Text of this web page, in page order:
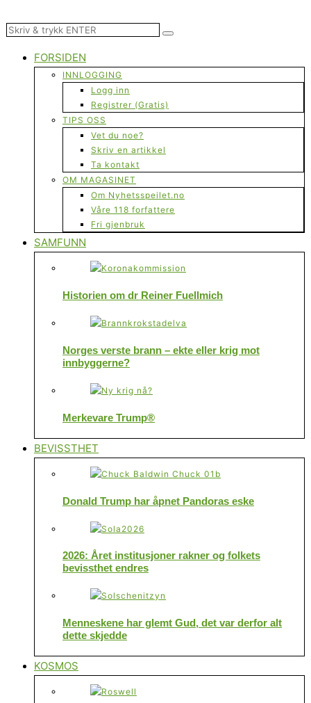
FORSIDEN
INNLOGGING
Logg inn
Registrer (Gratis)
TIPS OSS
Vet du noe?
Skriv en artikkel
Ta kontakt
OM MAGASINET
Om Nyhetsspeilet.no
Våre 118 forfattere
Fri gjenbruk
SAMFUNN
Historien om dr Reiner Fuellmich
Norges verste brann – ekte eller krig mot
innbyggerne?
Merkevare Trump®
BEVISSTHET
Donald Trump har åpnet Pandoras eske
2026: Året institusjoner rakner og folkets
bevissthet endres
Menneskene har glemt Gud, det var derfor alt
dette skjedde
KOSMOS